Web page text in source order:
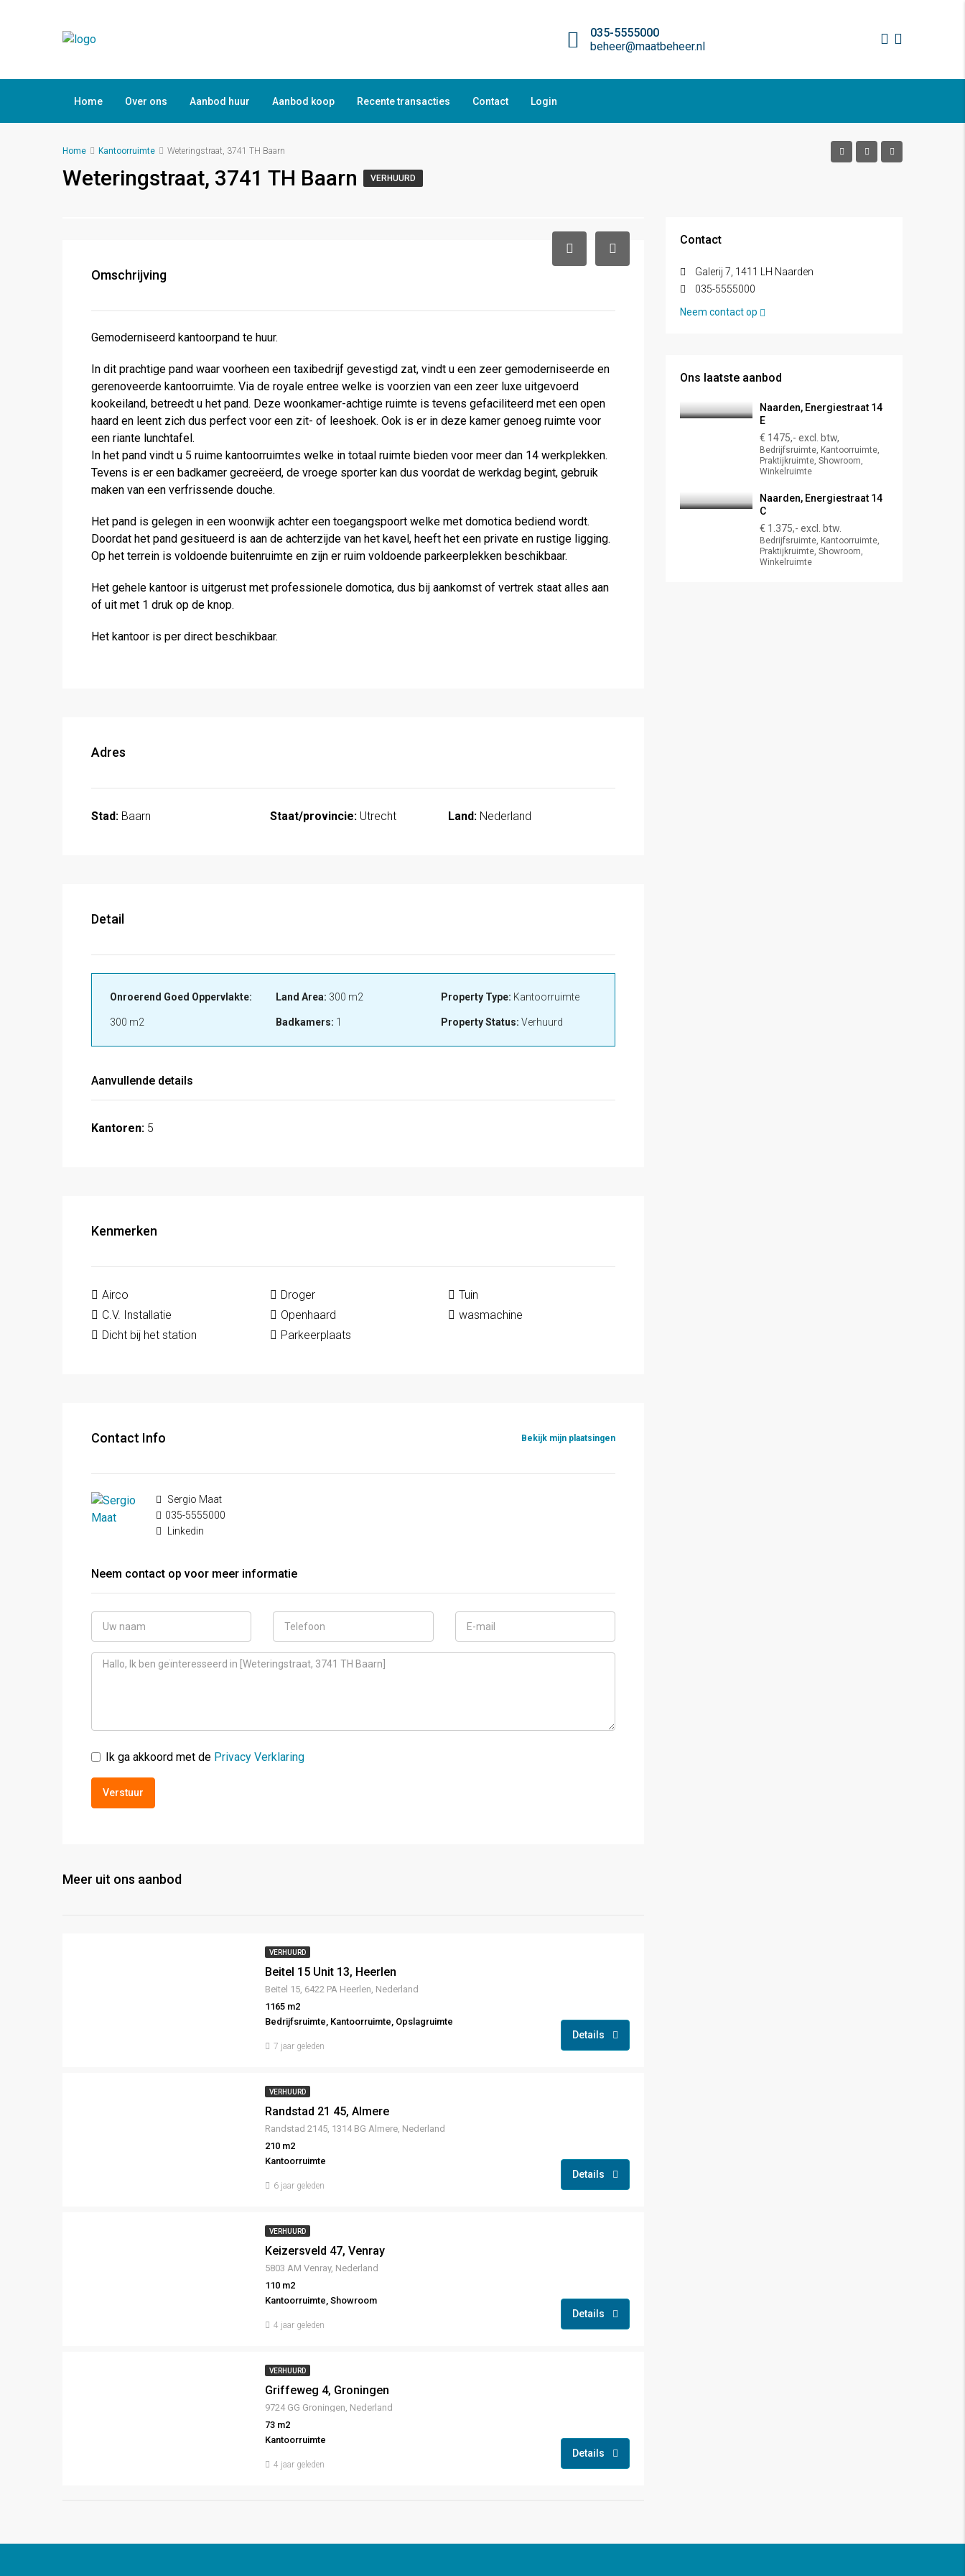
035-5555000
beheer@maatbeheer.nl
Home Over ons Aanbod huur Aanbod koop Recente transacties Contact Login
Home Kantoorruimte Weteringstraat, 3741 TH Baarn
Weteringstraat, 3741 TH Baarn VERHUURD
Omschrijving
Gemoderniseerd kantoorpand te huur.
In dit prachtige pand waar voorheen een taxibedrijf gevestigd zat, vindt u een zeer gemoderniseerde en
gerenoveerde kantoorruimte. Via de royale entree welke is voorzien van een zeer luxe uitgevoerd
kookeiland, betreedt u het pand. Deze woonkamer-achtige ruimte is tevens gefaciliteerd met een open
haard en leent zich dus perfect voor een zit- of leeshoek. Ook is er in deze kamer genoeg ruimte voor
een riante lunchtafel.
In het pand vindt u 5 ruime kantoorruimtes welke in totaal ruimte bieden voor meer dan 14 werkplekken.
Tevens is er een badkamer gecreëerd, de vroege sporter kan dus voordat de werkdag begint, gebruik
maken van een verfrissende douche.
Het pand is gelegen in een woonwijk achter een toegangspoort welke met domotica bediend wordt.
Doordat het pand gesitueerd is aan de achterzijde van het kavel, heeft het een private en rustige ligging.
Op het terrein is voldoende buitenruimte en zijn er ruim voldoende parkeerplekken beschikbaar.
Het gehele kantoor is uitgerust met professionele domotica, dus bij aankomst of vertrek staat alles aan
of uit met 1 druk op de knop.
Het kantoor is per direct beschikbaar.
Adres
Stad: Baarn Staat/provincie:Utrecht Land: Nederland
Detail
Onroerend Goed Oppervlakte:
300 m2
Land Area: 300 m2
Badkamers: 1
Property Type: Kantoorruimte
Property Status: Verhuurd
Aanvullende details
Kantoren: 5
Kenmerken
Airco
C.V. Installatie
Dicht bij het station
Droger
Openhaard
Parkeerplaats
Tuin
wasmachine
Contact Info Bekijk mijn plaatsingen
Sergio Maat
035-5555000
Linkedin
Neem contact op voor meer informatie
Ik ga akkoord met de Privacy Verklaring
Verstuur
Meer uit ons aanbod
VERHUURD
Beitel 15 Unit 13, Heerlen
Beitel 15, 6422 PA Heerlen, Nederland
1165 m2
Bedrijfsruimte, Kantoorruimte, Opslagruimte
7 jaar geleden
Details
VERHUURD
Randstad 21 45, Almere
Randstad 2145, 1314 BG Almere, Nederland
210 m2
Kantoorruimte
6 jaar geleden
Details
VERHUURD
Keizersveld 47, Venray
5803 AM Venray, Nederland
110 m2
Kantoorruimte, Showroom
4 jaar geleden
Details
VERHUURD
Griffeweg 4, Groningen
9724 GG Groningen, Nederland
73 m2
Kantoorruimte
4 jaar geleden
Details
Contact
Galerij 7, 1411 LH Naarden
035-5555000
Neem contact op
Ons laatste aanbod
Naarden, Energiestraat 14
E
€ 1475,- excl. btw,
Bedrijfsruimte, Kantoorruimte,
Praktijkruimte, Showroom,
Winkelruimte
Naarden, Energiestraat 14
C
€ 1.375,- excl. btw.
Bedrijfsruimte, Kantoorruimte,
Praktijkruimte, Showroom,
Winkelruimte